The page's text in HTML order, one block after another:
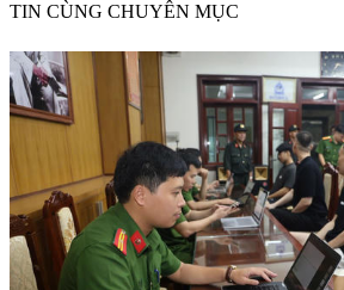
TIN CÙNG CHUYÊN MỤC